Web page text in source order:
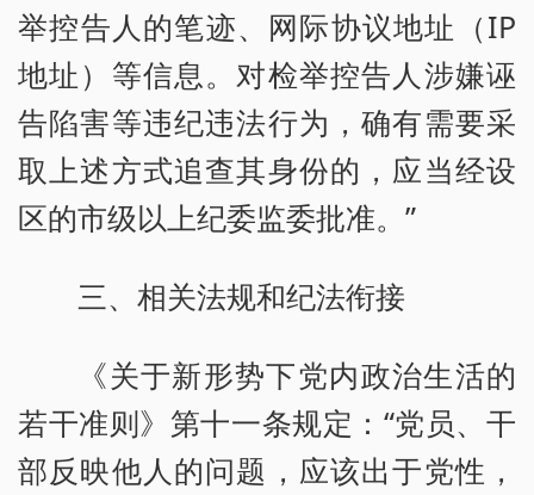
举控告人的笔迹、网际协议地址（IP
地址）等信息。对检举控告人涉嫌诬
告陷害等违纪违法行为，确有需要采
取上述方式追查其身份的，应当经设
区的市级以上纪委监委批准。”
三、相关法规和纪法衔接
《关于新形势下党内政治生活的
若干准则》第十一条规定：“党员、干
部反映他人的问题，应该出于党性，